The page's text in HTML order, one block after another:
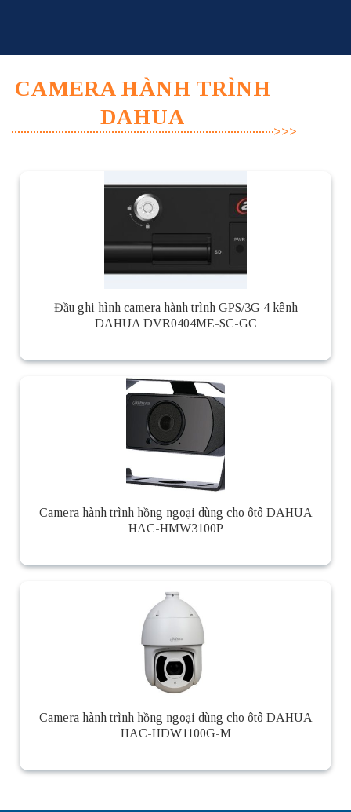
CAMERA HÀNH TRÌNH
DAHUA
Đầu ghi hình camera hành trình GPS/3G 4 kênh
DAHUA DVR0404ME-SC-GC
Camera hành trình hồng ngoại dùng cho ôtô DAHUA
HAC-HMW3100P
Camera hành trình hồng ngoại dùng cho ôtô DAHUA
HAC-HDW1100G-M